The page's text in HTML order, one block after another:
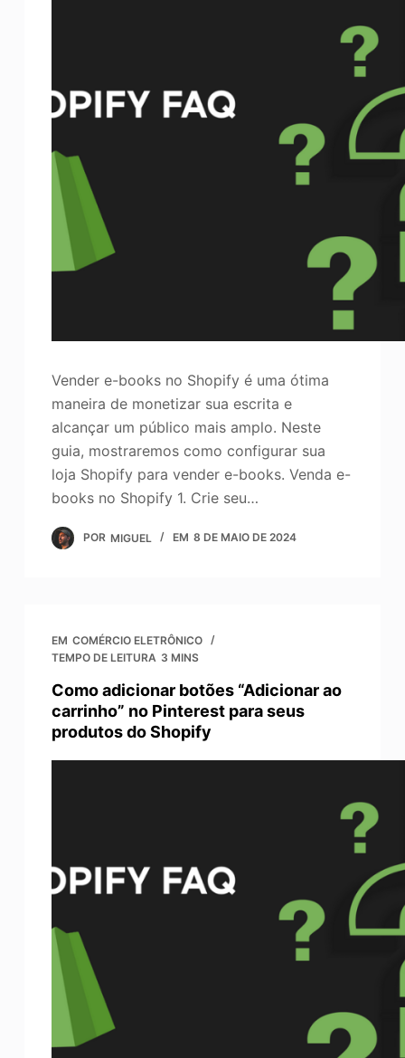
Vender e-books no Shopify é uma ótima
maneira de monetizar sua escrita e
alcançar um público mais amplo. Neste
guia, mostraremos como configurar sua
loja Shopify para vender e-books. Venda e-
books no Shopify 1. Crie seu…
POR MIGUEL EM 8 DE MAIO DE 2024
EM COMÉRCIO ELETRÔNICO
TEMPO DE LEITURA 3 MINS
Como adicionar botões “Adicionar ao
carrinho” no Pinterest para seus
produtos do Shopify